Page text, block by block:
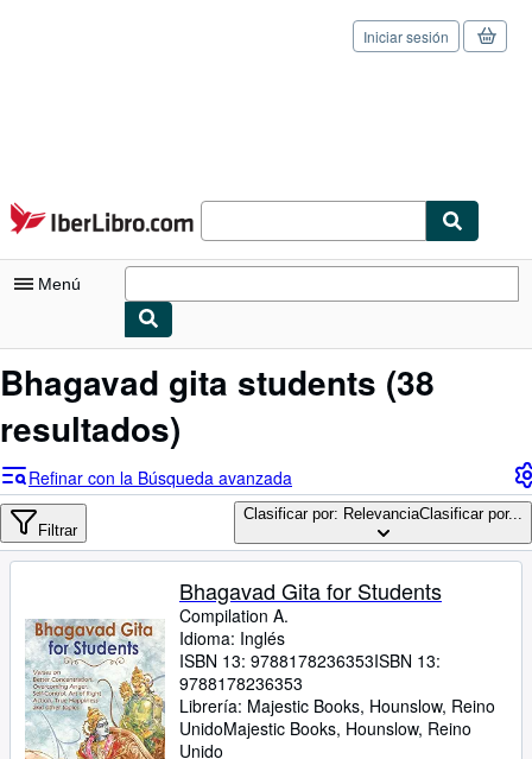
Pasar al contenido principal
IberLibro.com
Iniciar sesión
Menú
Mi cuenta
Consultar mis pedidos
Búsqueda avanzada
Colecciones
Arte y coleccionismo
Vendedores
Comenzar a vender
Ayuda
Bhagavad gita students (38
resultados)
Refinar con la Búsqueda avanzada
Filtrar
Clasificar por: RelevanciaClasificar por...
Bhagavad Gita for Students
Compilation A.
Idioma: Inglés
ISBN 13: 9788178236353ISBN 13:
9788178236353
Librería: Majestic Books, Hounslow, Reino
UnidoMajestic Books, Hounslow, Reino
Unido